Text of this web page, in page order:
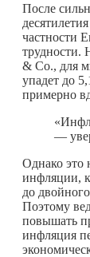
После
частности
трудности.
& Co., для
упадет до
примерно
—
Однако это
инфляции,
до
Поэтому
повышать
инфляция